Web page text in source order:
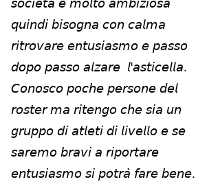
𝘴𝘰𝘤𝘪𝘦𝘵𝘢̀ 𝘦̀ 𝘮𝘰𝘭𝘵𝘰 𝘢𝘮𝘣𝘪𝘻𝘪𝘰𝘴𝘢
𝘲𝘶𝘪𝘯𝘥𝘪 𝘣𝘪𝘴𝘰𝘨𝘯𝘢 𝘤𝘰𝘯 𝘤𝘢𝘭𝘮𝘢
𝘳𝘪𝘵𝘳𝘰𝘷𝘢𝘳𝘦 𝘦𝘯𝘵𝘶𝘴𝘪𝘢𝘴𝘮𝘰 𝘦 𝘱𝘢𝘴𝘴𝘰
𝘥𝘰𝘱𝘰 𝘱𝘢𝘴𝘴𝘰 𝘢𝘭𝘻𝘢𝘳𝘦  𝘭'𝘢𝘴𝘵𝘪𝘤𝘦𝘭𝘭𝘢.
𝘊𝘰𝘯𝘰𝘴𝘤𝘰 𝘱𝘰𝘤𝘩𝘦 𝘱𝘦𝘳𝘴𝘰𝘯𝘦 𝘥𝘦𝘭
𝘳𝘰𝘴𝘵𝘦𝘳 𝘮𝘢 𝘳𝘪𝘵𝘦𝘯𝘨𝘰 𝘤𝘩𝘦 𝘴𝘪𝘢 𝘶𝘯
𝘨𝘳𝘶𝘱𝘱𝘰 𝘥𝘪 𝘢𝘵𝘭𝘦𝘵𝘪 𝘥𝘪 𝘭𝘪𝘷𝘦𝘭𝘭𝘰 𝘦 𝘴𝘦
𝘴𝘢𝘳𝘦𝘮𝘰 𝘣𝘳𝘢𝘷𝘪 𝘢 𝘳𝘪𝘱𝘰𝘳𝘵𝘢𝘳𝘦
𝘦𝘯𝘵𝘶𝘴𝘪𝘢𝘴𝘮𝘰 𝘴𝘪 𝘱𝘰𝘵𝘳𝘢̀ 𝘧𝘢𝘳𝘦 𝘣𝘦𝘯𝘦.